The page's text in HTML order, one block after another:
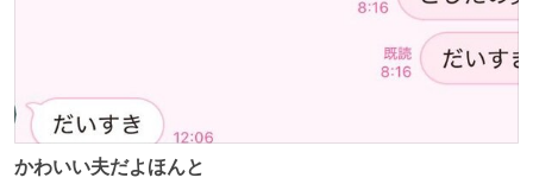
かわいい夫だよほんと